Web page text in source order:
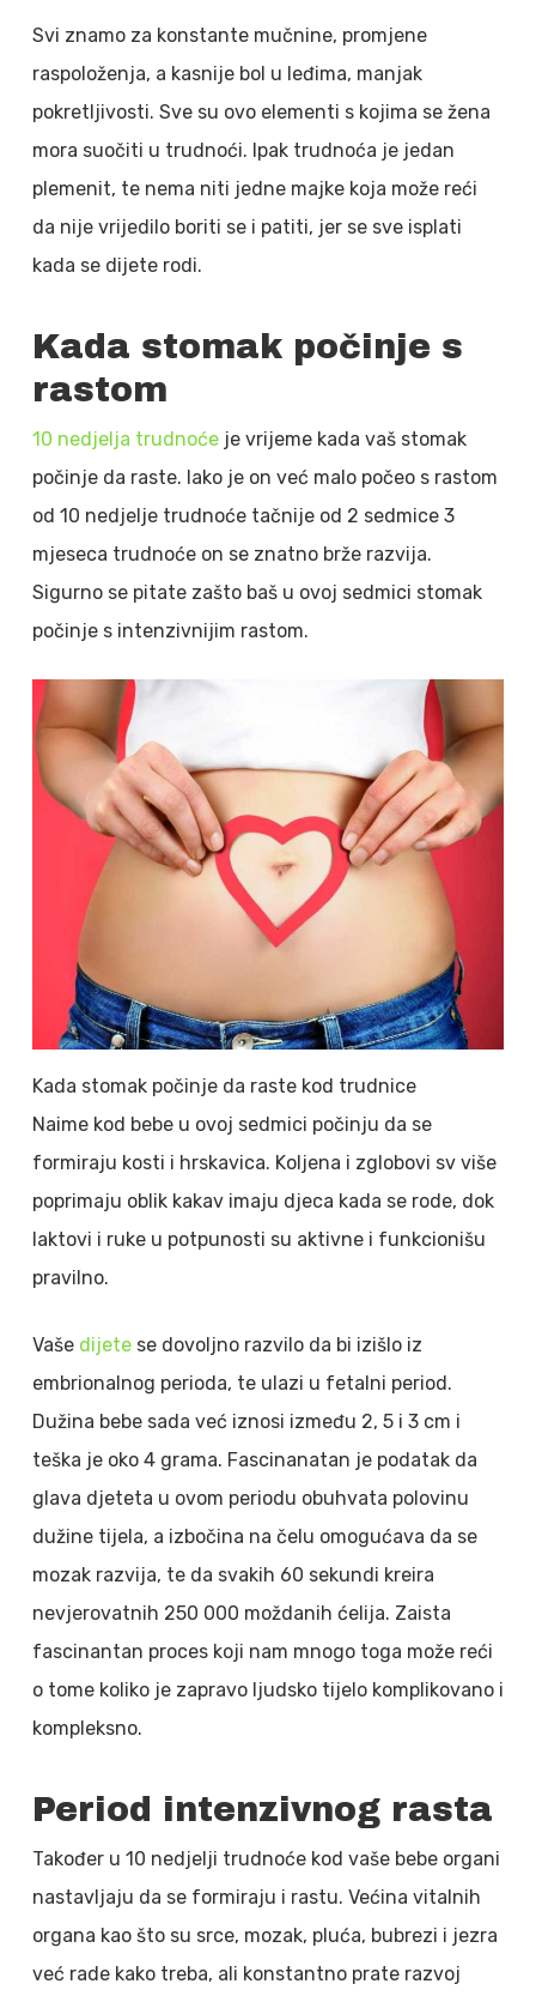
Svi znamo za konstante mučnine, promjene
raspoloženja, a kasnije bol u leđima, manjak
pokretljivosti. Sve su ovo elementi s kojima se žena
mora suočiti u trudnoći. Ipak trudnoća je jedan
plemenit, te nema niti jedne majke koja može reći
da nije vrijedilo boriti se i patiti, jer se sve isplati
kada se dijete rodi.
Kada stomak počinje s
rastom
10 nedjelja trudnoćeje vrijeme kada vaš stomak
počinje da raste. Iako je on već malo počeo s rastom
od 10 nedjelje trudnoće tačnije od 2 sedmice 3
mjeseca trudnoće on se znatno brže razvija.
Sigurno se pitate zašto baš u ovoj sedmici stomak
počinje s intenzivnijim rastom.
Kada stomak počinje da raste kod trudnice
Naime kod bebe u ovoj sedmici počinju da se
formiraju kosti i hrskavica. Koljena i zglobovi sv više
poprimaju oblik kakav imaju djeca kada se rode, dok
laktovi i ruke u potpunosti su aktivne i funkcionišu
pravilno.
Vaše dijetese dovoljno razvilo da bi izišlo iz
embrionalnog perioda, te ulazi u fetalni period.
Dužina bebe sada već iznosi između 2, 5 i 3 cm i
teška je oko 4 grama. Fascinanatan je podatak da
glava djeteta u ovom periodu obuhvata polovinu
dužine tijela, a izbočina na čelu omogućava da se
mozak razvija, te da svakih 60 sekundi kreira
nevjerovatnih 250 000 moždanih ćelija. Zaista
fascinantan proces koji nam mnogo toga može reći
o tome koliko je zapravo ljudsko tijelo komplikovano i
kompleksno.
Period intenzivnog rasta
Također u 10 nedjelji trudnoće kod vaše bebe organi
nastavljaju da se formiraju i rastu. Većina vitalnih
organa kao što su srce, mozak, pluća, bubrezi i jezra
već rade kako treba, ali konstantno prate razvoj